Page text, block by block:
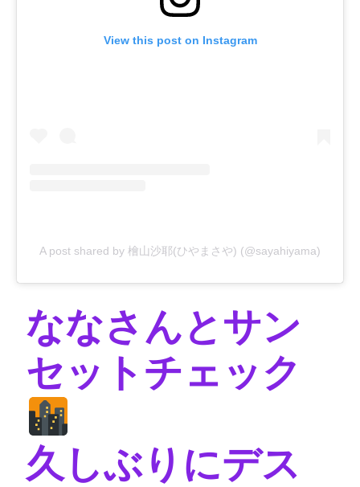
View this post on Instagram
A post shared by 檜山沙耶(ひやまさや) (@sayahiyama)
ななさんとサン
セットチェック
久しぶりにデス